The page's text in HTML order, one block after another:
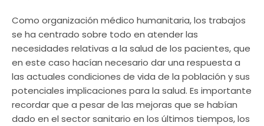
Como organización médico humanitaria, los trabajos
se ha centrado sobre todo en atender las
necesidades relativas a la salud de los pacientes, que
en este caso hacían necesario dar una respuesta a
las actuales condiciones de vida de la población y sus
potenciales implicaciones para la salud. Es importante
recordar que a pesar de las mejoras que se habían
dado en el sector sanitario en los últimos tiempos, los